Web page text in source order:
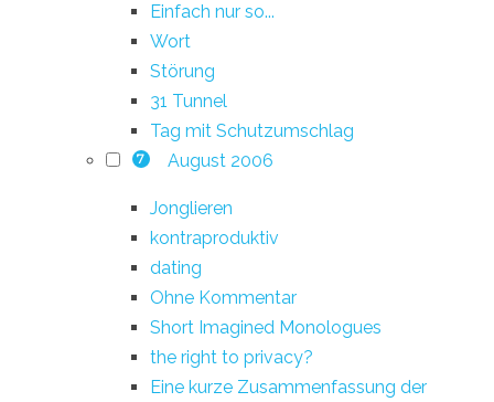
Einfach nur so...
Wort
Störung
31 Tunnel
Tag mit Schutzumschlag
7 August 2006
Jonglieren
kontraproduktiv
dating
Ohne Kommentar
Short Imagined Monologues
the right to privacy?
Eine kurze Zusammenfassung der